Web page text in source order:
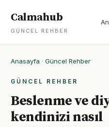
Calmahub
GÜNCEL REHBER
Anasayfa · Güncel Rehber
GÜNCEL REHBER
Beslenme ve
kendinizi nasıl